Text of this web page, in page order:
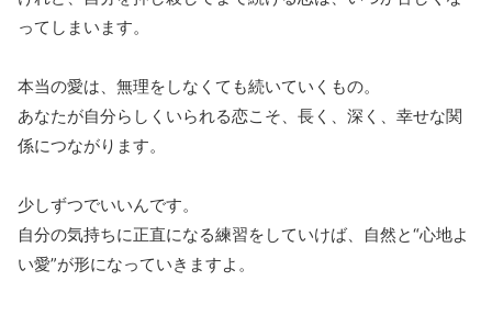
ってしまいます。
本当の愛は、無理をしなくても続いていくもの。
あなたが自分らしくいられる恋こそ、長く、深く、幸せな関
係につながります。
少しずつでいいんです。
自分の気持ちに正直になる練習をしていけば、自然と“心地よ
い愛”が形になっていきますよ。